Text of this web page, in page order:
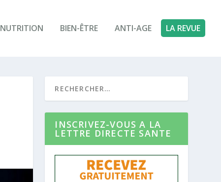
NUTRITION BIEN-ÊTRE ANTI-AGE LA REVUE
INSCRIVEZ-VOUS A LA
LETTRE DIRECTE SANTE